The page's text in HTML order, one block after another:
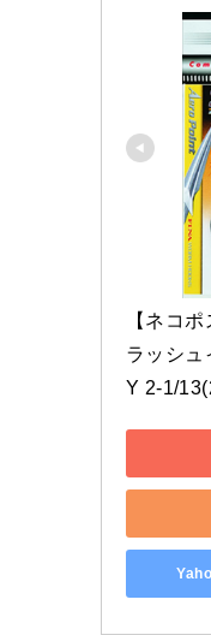
【ネコ
ラッシ
Y 2-1/